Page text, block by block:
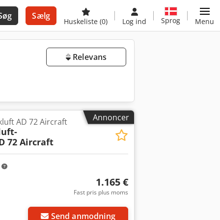
Sælg
Huskeliste (0) Log ind Sprog Menu
Relevans
Annoncer
Anmod om flere
AD 72 Aircraft
72 Aircraft
1.165 €
Fast pris plus moms
Send anmodning